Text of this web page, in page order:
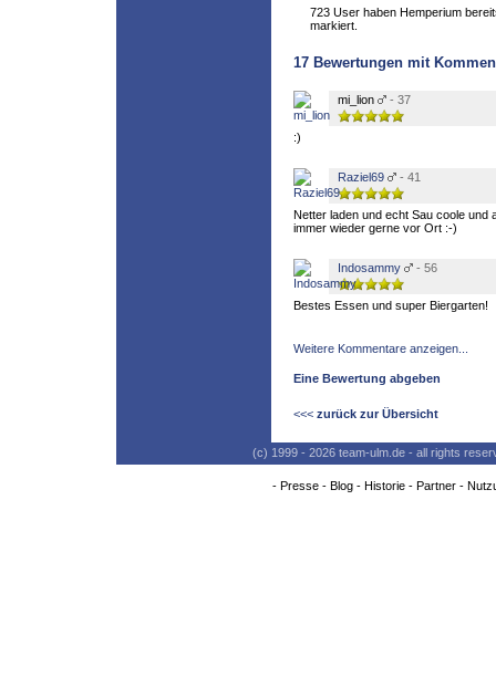
723 User haben Hemperium
markiert.
17 Bewertungen mit
mi_lion - 37
:)
Raziel69 - 41
Netter laden und echt Sau coole und
immer wieder gerne vor Ort :-)
Indosammy - 56
Bestes Essen und super Biergarten!
Weitere Kommentare anzeigen...
Eine Bewertung abgeben
<<< zurück zur Übersicht
(c) 1999 - 2026 team-ulm.de - all rights
- Presse- Blog- Historie- Partner-